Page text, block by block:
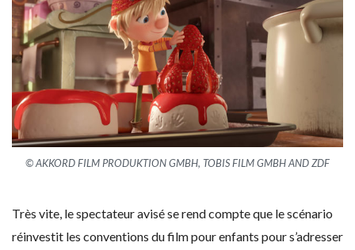
© AKKORD FILM PRODUKTION GMBH, TOBIS FILM GMBH AND ZDF
Très vite, le spectateur avisé se rend compte que le scénario
réinvestit les conventions du film pour enfants pour s’adresser